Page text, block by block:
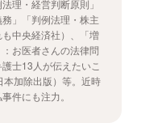
理・経営判断原則」
務」「判例法理・株主
中央経済社）、「増
お医者さんの法律問
士13人が伝えたいこ
本加除出版）等。近時
件にも注力。